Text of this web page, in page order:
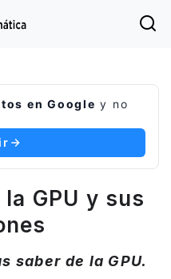
en Google y no
GPU y sus
saber de la GPU.